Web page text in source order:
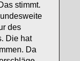
stimmt.
des
Die hat
Da